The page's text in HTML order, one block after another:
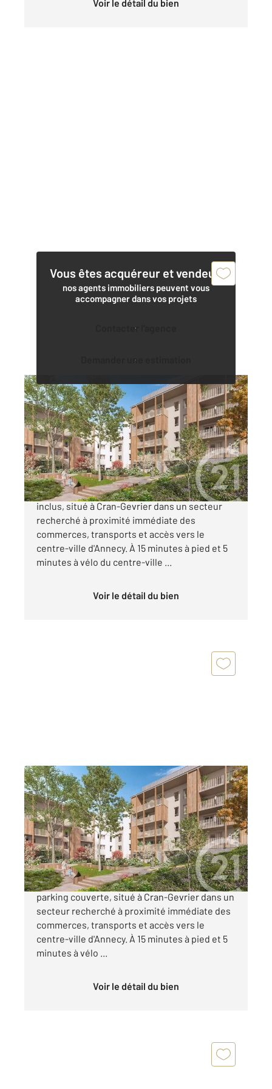
Voir le détail du bien
Vous êtes acquéreur et vendeur,
nos agents immobiliers peuvent vous
accompagner dans vos projets
Contacter l'agence
Demander une estimation
ANNECY 74
82,85 m2, 4 pièces
Ref : 5611
Appartement T4 à vendre
533 000 €
Appartement T4 neuf avec balcon et garage
inclus, situé à Cran-Gevrier dans un secteur
recherché à proximité immédiate des
commerces, transports et accès vers le
centre-ville d'Annecy. À 15 minutes à pied et 5
minutes à vélo du centre-ville ...
Voir le détail du bien
ANNECY 74
82,85 m2, 4 pièces
Ref : 5610
Appartement T4 à vendre
524 000 €
Appartement T4 neuf avec balcon et place de
parking couverte, situé à Cran-Gevrier dans un
secteur recherché à proximité immédiate des
commerces, transports et accès vers le
centre-ville d'Annecy. À 15 minutes à pied et 5
minutes à vélo ...
Voir le détail du bien